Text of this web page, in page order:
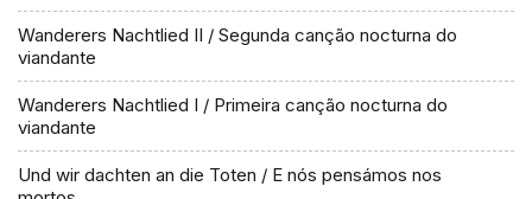
Wanderers Nachtlied II / Segunda canção nocturna do
viandante
Wanderers Nachtlied I / Primeira canção nocturna do
viandante
Und wir dachten an die Toten / E nós pensámos nos